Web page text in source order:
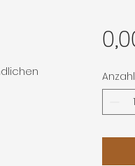
Anzahl